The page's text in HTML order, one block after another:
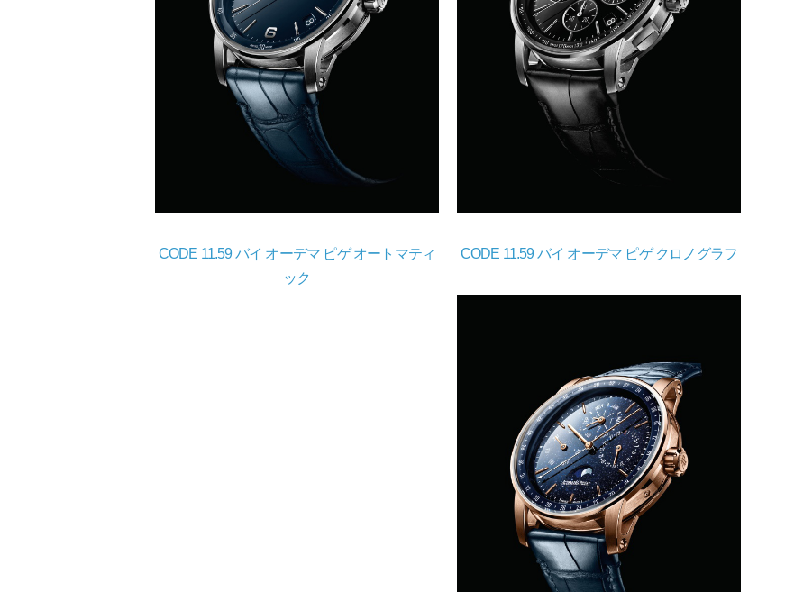
CODE 11.59 バイ オーデマ ピゲ オートマティ
ック
CODE 11.59 バイ オーデマ ピゲ クロノグラフ